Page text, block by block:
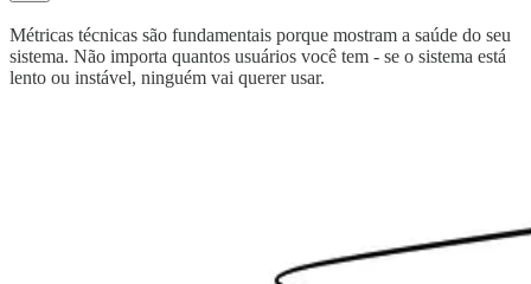
Métricas técnicas são fundamentais porque mostram a saúde do seu
sistema. Não importa quantos usuários você tem - se o sistema está
lento ou instável, ninguém vai querer usar.